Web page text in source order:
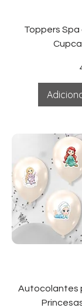
Toppers Spa
Autocolantes